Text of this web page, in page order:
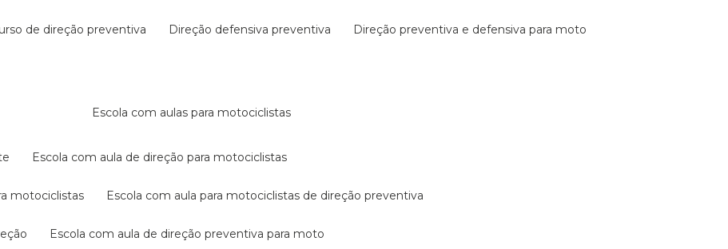
curso de direção preventiva direção defensiva preventiva direção preventiva e defensiva para moto
escola com aulas para motociclistas
escola com aula de direção para motociclistas
motociclistas escola com aula para motociclistas de direção preventiva
escola com aula de direção preventiva para moto